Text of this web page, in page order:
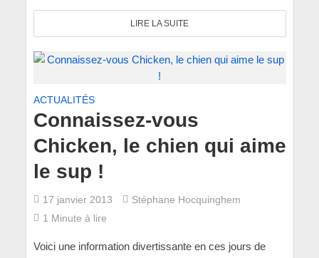
LIRE LA SUITE
ACTUALITÉS
Connaissez-vous
Chicken, le chien qui aime
le sup !
17 janvier 2013
Stéphane Hocquinghem
1 Minute à lire
Voici une information divertissante en ces jours de